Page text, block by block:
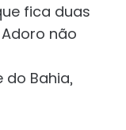
fica duas
não
Bahia,